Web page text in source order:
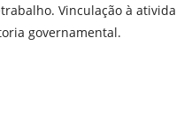
Vinculação à
governamental.